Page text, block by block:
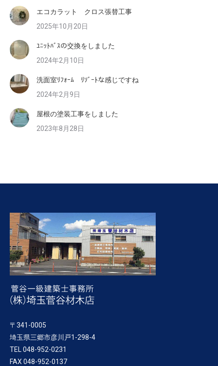
エコカラット クロス張替工事
2025年10月20日
ﾕﾆｯﾄﾊﾞｽの交換をしました
2024年2月10日
洗面室ﾘﾌｫｰﾑ ﾘｿﾞｰﾄな感じですね
2024年2月9日
屋根の塗装工事をしました
2023年8月28日
〒341-0005
埼玉県三郷市彦川戸1-298-4
TEL 048-952-0231
FAX 048-952-0137